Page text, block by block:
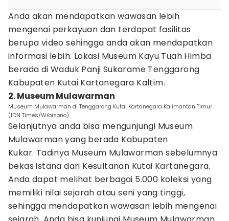
Anda akan mendapatkan wawasan lebih
mengenai perkayuan dan terdapat fasilitas
berupa video sehingga anda akan mendapatkan
informasi lebih. Lokasi Museum Kayu Tuah Himba
berada di Waduk Panji Sukarame Tenggarong
Kabupaten Kutai Kartanegara Kaltim.
2. Museum Mulawarman
Museum Mulawarman di Tenggarong Kutai Kartanegara Kalimantan Timur.
(IDN Times/Wibisono)
Selanjutnya anda bisa mengunjungi Museum
Mulawarman yang berada Kabupaten
Kukar. Tadinya Museum Mulawarman sebelumnya
bekas istana dari Kesultanan Kutai Kartanegara.
Anda dapat melihat berbagai 5.000 koleksi yang
memiliki nilai sejarah atau seni yang tinggi,
sehingga mendapatkan wawasan lebih mengenai